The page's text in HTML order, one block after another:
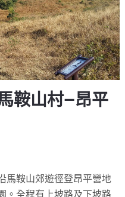
鞍山村—昂平
馬鞍山郊遊徑登昂平營地
。全程有上坡路及下坡路